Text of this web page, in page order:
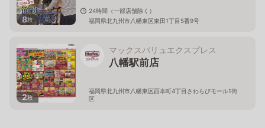
8枚
24時間（一部店舗除く）
福岡県北九州市八幡東区東田1丁目5番9号
2枚
マックスバリュエクスプレス
八幡駅前店
福岡県北九州市八幡東区西本町4丁目さわらびモール1街
区